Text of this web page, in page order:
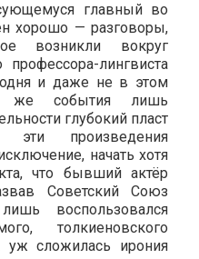
главный во
хорошо — разговоры,
возникли вокруг
профессора-лингвиста
и даже не в этом
же события лишь
глубокий пласт
эти произведения
начать хотя
что бывший актёр
Советский Союз
воспользовался
толкиеновского
уж сложилась ирония